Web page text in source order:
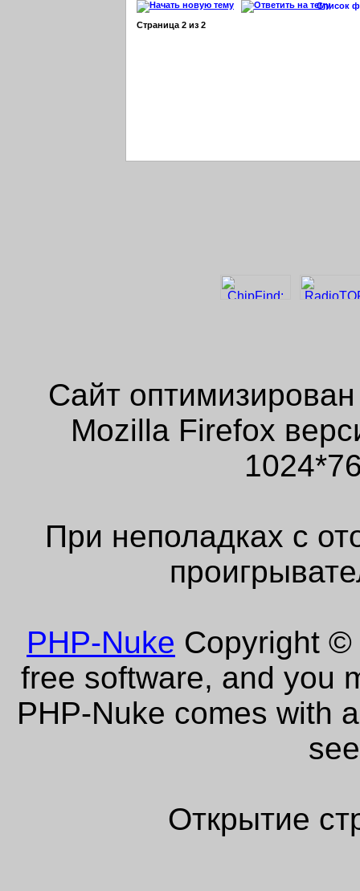
Список
Страница 2 из 2
Сайт
Mozilla Firefox
При неполадках с
PHP-Nuke Copyright ©
free software, and you
PHP-Nuke comes with
Открытие